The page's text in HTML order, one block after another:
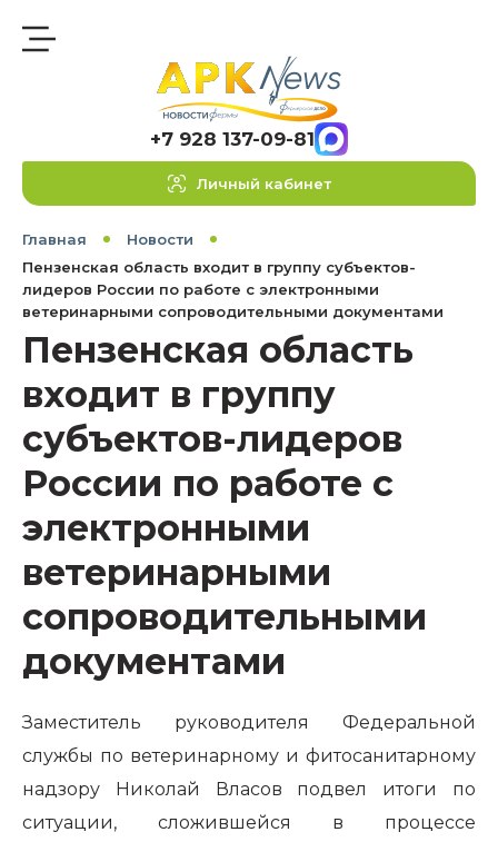
+7 928 137-09-81
Личный кабинет
Главная
Новости
Пензенская область входит в группу субъектов-
лидеров России по работе с электронными
ветеринарными сопроводительными документами
Пензенская область
входит в группу
субъектов-лидеров
России по работе с
электронными
ветеринарными
сопроводительными
документами
Заместитель руководителя Федеральной
службы по ветеринарному и фитосанитарному
надзору Николай Власов подвел итоги по
ситуации, сложившейся в процессе